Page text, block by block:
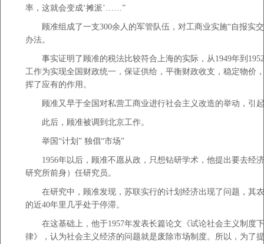
率，这就会变成‘摊派’……”
顾准组成了一支300余人的军管队伍，对工商业实施“自报实交
办法。
事实证明了顾准的税法比较符合上海的实际，从1949年到
工作为实现全国财政统一，保证供给，平衡财政收支，稳定物价
挥了应有的作用。
顾准又早于全国对私营工商业进行社会主义改造的举动，引
此后，顾准被调到北京工作。
举国“计划” 独倡“市场”
1956年以后，顾准不愿从政，只想钻研学术，他提出要去经
研究所前身）任研究员。
在研究中，顾准发现，苏联实行的计划经济出现了问题，其
的近40年里几乎处于停滞。
在这基础上，他于1957年发表长篇论文《试论社会主义制度
律》，认为社会主义经济的问题就是废除市场制度。所以，为了